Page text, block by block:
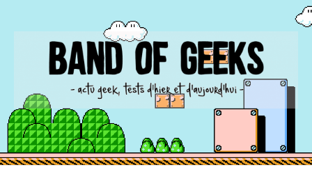
BAND OF GEEKS
Actu Geek d'hier et d'aujourd'hui